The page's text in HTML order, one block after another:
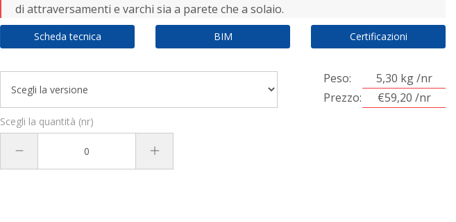
di attraversamenti e varchi sia a parete che a solaio.
Scheda tecnica BIM Certificazioni
Peso:
5,30 kg /nr
Prezzo:
€59,20 /nr
Scegli la quantità (nr)